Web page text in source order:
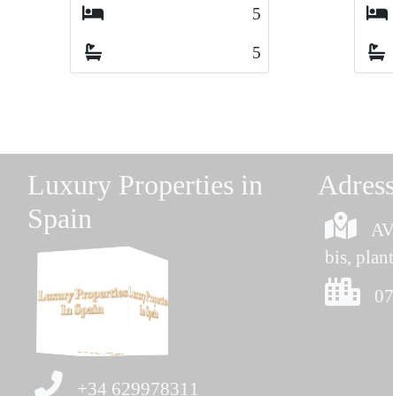
4
5
4
5
Luxury Properties in
Spain
+34 629978311
bis,